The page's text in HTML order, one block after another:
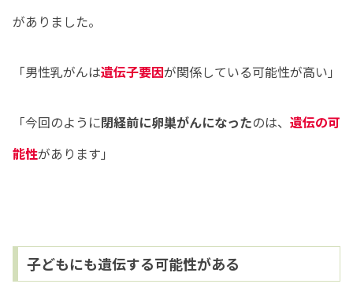
がありました。
「男性乳がんは遺伝子要因が関係している可能性が高い」
「今回のように閉経前に卵巣がんになったのは、 遺伝の可
能性があります」
子どもにも遺伝する可能性がある